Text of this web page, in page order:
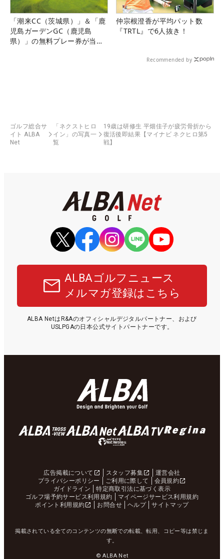
「潮来CC（茨城県）」＆「鹿
児島ガーデンGC（鹿児島
県）」の無料プレー券が当た
仲宗根澄香が平均パット数
『TRTL』で6人抜き！
Recommended by
ゴルフ総合サ
イト ALBA
Net
「ネクストヒロ
イン」の写真一
覧
19歳は研修生 平畑佳子が疲労骨折から
復活後即結果【マイナビ ネクヒロ第5
戦】
ALBAゴルフニュース
メルマガ登録はこちら
ALBA NetはR&Aのオフィシャルデジタルパートナー、および
USLPGAの日本公式サイトパートナーです。
広告掲載について スタッフ募集
運営会社
プライバシーポリシー
ご利用に際して
会員規約
ガイドライン
特定商取引法に基づく表示
ゴルフ場予約サービス利用規約
マイページサービス利用規約
ポイント利用規約
お問合せ ヘルプ サイトマップ
掲載されている全てのコンテンツの無断での転載、転用、コピー等は禁じま
す。
© ALBA Net